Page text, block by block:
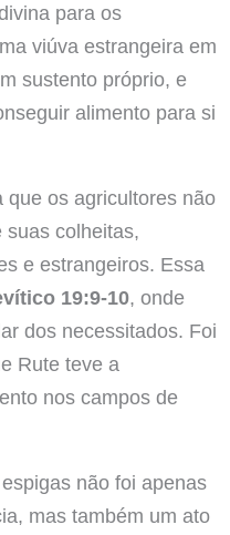
para os
viúva estrangeira em
sustento próprio, e
alimento para si
que os agricultores não
suas colheitas,
e estrangeiros. Essa
19:9-10, onde
dos necessitados. Foi
Rute teve a
nos campos de
não foi apenas
mas também um ato